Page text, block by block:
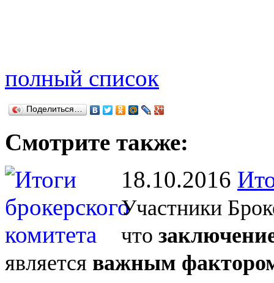
полный список
Поделиться…
Смотрите также:
18.10.2016
Участники
что
является важным